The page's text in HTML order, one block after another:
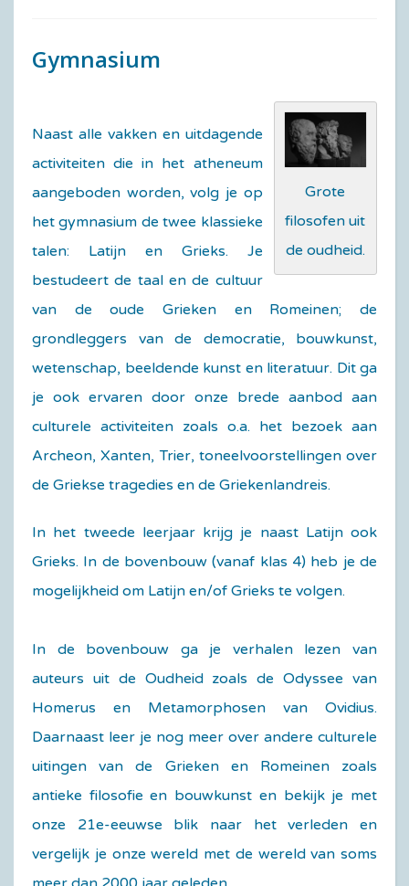
Gymnasium
Grote
filosofen uit
de oudheid.
Naast alle vakken en uitdagende
activiteiten die in het atheneum
aangeboden worden, volg je op
het gymnasium de twee klassieke
talen: Latijn en Grieks. Je
bestudeert de taal en de cultuur
van de oude Grieken en Romeinen; de
grondleggers van de democratie, bouwkunst,
wetenschap, beeldende kunst en literatuur. Dit ga
je ook ervaren door onze brede aanbod aan
culturele activiteiten zoals o.a. het bezoek aan
Archeon, Xanten, Trier, toneelvoorstellingen over
de Griekse tragedies en de Griekenlandreis.
In het tweede leerjaar krijg je naast Latijn ook
Grieks. In de bovenbouw (vanaf klas 4) heb je de
mogelijkheid om Latijn en/of Grieks te volgen.
In de bovenbouw ga je verhalen lezen van
auteurs uit de Oudheid zoals de Odyssee van
Homerus en Metamorphosen van Ovidius.
Daarnaast leer je nog meer over andere culturele
uitingen van de Grieken en Romeinen zoals
antieke filosofie en bouwkunst en bekijk je met
onze 21e-eeuwse blik naar het verleden en
vergelijk je onze wereld met de wereld van soms